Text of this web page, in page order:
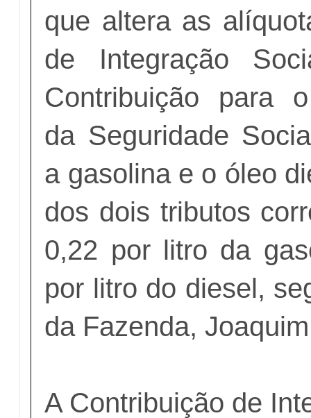
que altera as
de Integração
Contribuição para
da Seguridade
a gasolina e o óleo
dos dois tributos
0,22 por litro da
por litro do diesel,
da Fazenda,
A Contribuição de